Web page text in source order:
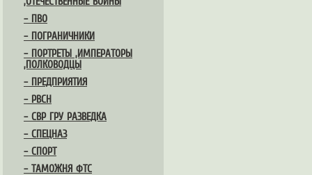
– ПВО
– ПОГРАНИЧНИКИ
– ПОРТРЕТЫ ,ИМПЕРАТОРЫ
,ПОЛКОВОДЦЫ
– ПРЕДПРИЯТИЯ
– РВСН
– СВР ГРУ РАЗВЕДКА
– СПЕЦНАЗ
– СПОРТ
– ТАМОЖНЯ ФТС